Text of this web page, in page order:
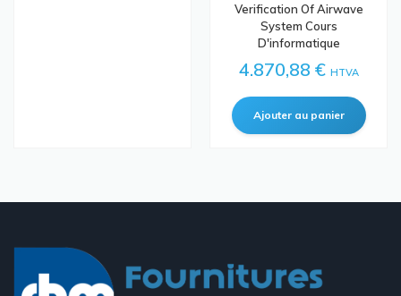
Verification Of Airwave
System Cours
D'informatique
4.870,88 € HTVA